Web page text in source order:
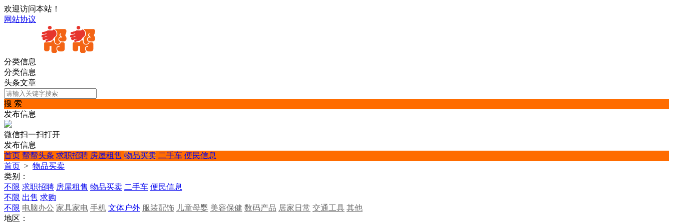
欢迎访问本站！
网站协议
分类信息
分类信息
头条文章
搜 索
发布信息
微信扫一扫打开
发布信息
首页 帮帮头条 求职招聘 房屋租售 物品买卖 二手车 便民信息
首页 > 物品买卖
类别：
不限 求职招聘 房屋租售 物品买卖 二手车 便民信息
不限 出售 求购
不限 电脑办公 家具家电 手机 文体户外 服装配饰 儿童母婴 美容保健 数码产品 居家日常 交通工具 其他
地区：